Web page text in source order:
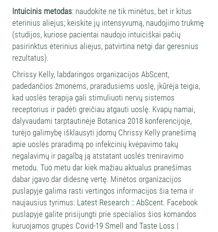
Intuicinis metodas: naudokite ne tik minėtus, bet ir kitus
eterinius aliejus; keiskite jų intensyvumą, naudojimo trukmę
(studijos, kuriose pacientai naudojo intuiciškai pačių
pasirinktus eterinius aliejus, patvirtina netgi dar geresnius
rezultatus).
Chrissy Kelly, labdaringos organizacijos AbScent,
padedančios žmonėms, praradusiems uoslę, įkūrėja teigia,
kad uoslės terapija gali stimuliuoti nervų sistemos
receptorius ir padėti greičiau atgauti uoslę. Kvapų namai,
dalyvaudami tarptautinėje Botanica 2018 konferencijoje,
turėjo galimybę išklausyti įdomų Chrissy Kelly pranešimą
apie uoslės praradimą po infekcinių kvėpavimo takų
negalavimų ir pagalbą ją atstatant uoslės treniravimo
metodu. Tuo metu dar kiek mažiau aktualus pranešimas
dabar įgavo dar didesnę vertę. Minėtos organizacijos
puslapyje galima rasti vertingos informacijos šia tema ir
naujausius tyrimus: Latest Research :: AbScent. Facebook
puslapyje galite prisijungti prie specialios šios komandos
kuruojamos grupės Covid-19 Smell and Taste Loss |